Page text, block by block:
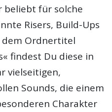
beliebt für solche
Risers, Build-Ups
Ordnertitel
findest Du diese in
vielseitigen,
Sounds, die einem
Charakter